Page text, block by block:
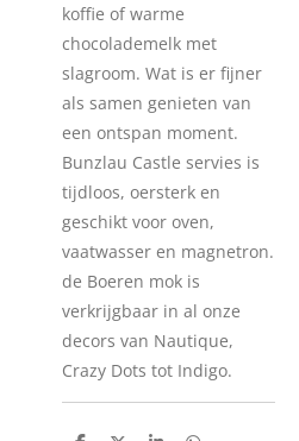
koffie of warme
chocolademelk met
slagroom. Wat is er fijner
als samen genieten van
een ontspan moment.
Bunzlau Castle servies is
tijdloos, oersterk en
geschikt voor oven,
vaatwasser en magnetron.
de Boeren mok is
verkrijgbaar in al onze
decors van Nautique,
Crazy Dots tot Indigo.